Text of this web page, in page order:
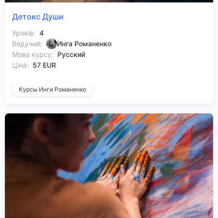
Детокс Души
Уроків: 4
Ведучий:
Инга Романенко
Мова курсу: Русский
Ціна: 57 EUR
Курсы Инги Романенко